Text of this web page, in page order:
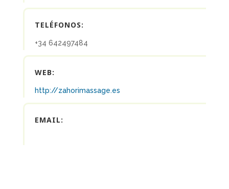
TELÉFONOS:
+34 642497484
WEB:
http://zahorimassage.es
EMAIL: